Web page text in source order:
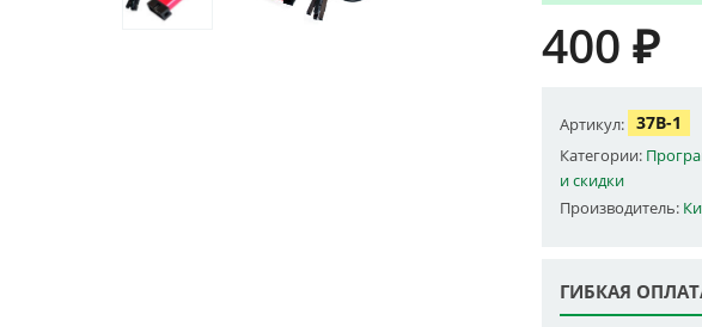
400₽
Артикул: 37B-1
Категории:
и скидки
Производитель:
ГИБКАЯ